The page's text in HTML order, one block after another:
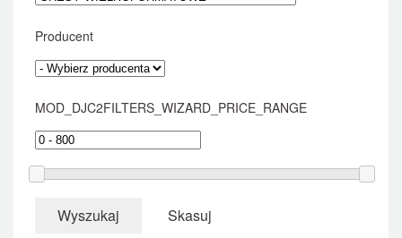
Producent
MOD_DJC2FILTERS_WIZARD_PRICE_RANGE
Wyszukaj Skasuj